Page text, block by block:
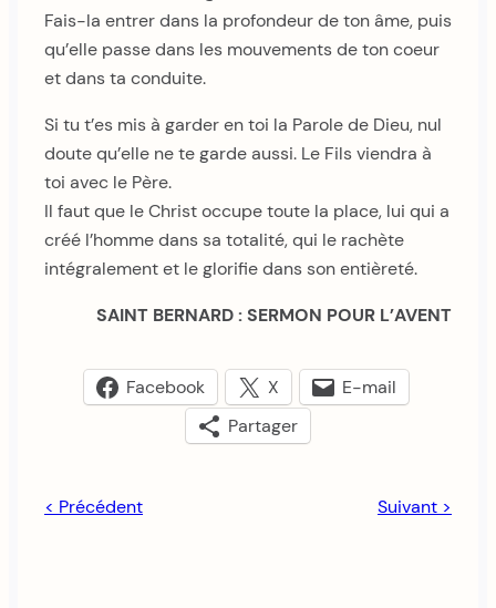
Fais-la entrer dans la profondeur de ton âme, puis
qu’elle passe dans les mouvements de ton coeur
et dans ta conduite.
Si tu t’es mis à garder en toi la Parole de Dieu, nul
doute qu’elle ne te garde aussi. Le Fils viendra à
toi avec le Père.
Il faut que le Christ occupe toute la place, lui qui a
créé l’homme dans sa totalité, qui le rachète
intégralement et le glorifie dans son entièreté.
SAINT BERNARD : SERMON POUR L’AVENT
Facebook X
E-mail
Partager
< Précédent Suivant >